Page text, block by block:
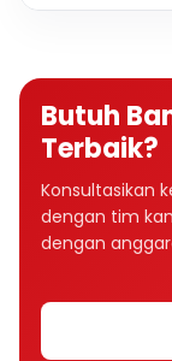
Butuh
Terbaik?
Konsultasikan
dengan tim
dengan